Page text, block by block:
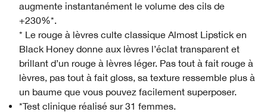
augmente instantanément le volume des cils de
+230%*.
* Le rouge à lèvres culte classique Almost Lipstick en
Black Honey donne aux lèvres l’éclat transparent et
brillant d’un rouge à lèvres léger. Pas tout à fait rouge à
lèvres, pas tout à fait gloss, sa texture ressemble plus à
un baume que vous pouvez facilement superposer.
*Test clinique réalisé sur 31 femmes.